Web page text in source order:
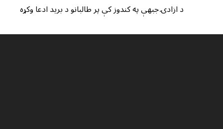
د ازادۍ جبهې په کندوز کې پر طالبانو د برید ادعا وکړه